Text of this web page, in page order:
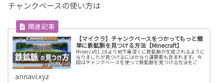
チャンクベースの使い方は
【マイクラ】チャンクベースをつかってもっと簡
単に鉄鉱脈を見つける方法【Minecraft】
Minecraft1.18より地下奥深くに鉄鉱脈が生成されるように
なりましたが見つけるにはかなり運要素も含まれます。今
回はチャンクベースを使って鉄鉱脈を見つける方法をご案
annavi.xyz